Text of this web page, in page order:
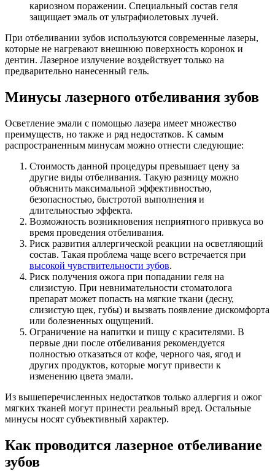
кариозном поражении. Специальный состав геля
защищает эмаль от ультрафиолетовых лучей.
При отбеливании зубов используются современные лазеры,
которые не нагревают внешнюю поверхность коронок и
дентин. Лазерное излучение воздействует только на
предварительно нанесенный гель.
Минусы лазерного отбеливания зубов
Осветление эмали с помощью лазера имеет множество
преимуществ, но также и ряд недостатков. К самым
распространенным минусам можно отнести следующие:
Стоимость данной процедуры превышает цену за
другие виды отбеливания. Такую разницу можно
объяснить максимальной эффективностью,
безопасностью, быстротой выполнения и
длительностью эффекта.
Возможность возникновения неприятного привкуса во
время проведения отбеливания.
Риск развития аллергической реакции на осветляющий
состав. Такая проблема чаще всего встречается при
высокой чувствительности зубов.
Риск получения ожога при попадании геля на
слизистую. При невнимательности стоматолога
препарат может попасть на мягкие ткани (десну,
слизистую щек, губы) и вызвать появление дискомфорта
или болезненных ощущений.
Ограничение на напитки и пищу с красителями. В
первые дни после отбеливания рекомендуется
полностью отказаться от кофе, черного чая, ягод и
других продуктов, которые могут привести к
изменению цвета эмали.
Из вышеперечисленных недостатков только аллергия и ожог
мягких тканей могут принести реальный вред. Остальные
минусы носят субъективный характер.
Как проводится лазерное отбеливание
зубов